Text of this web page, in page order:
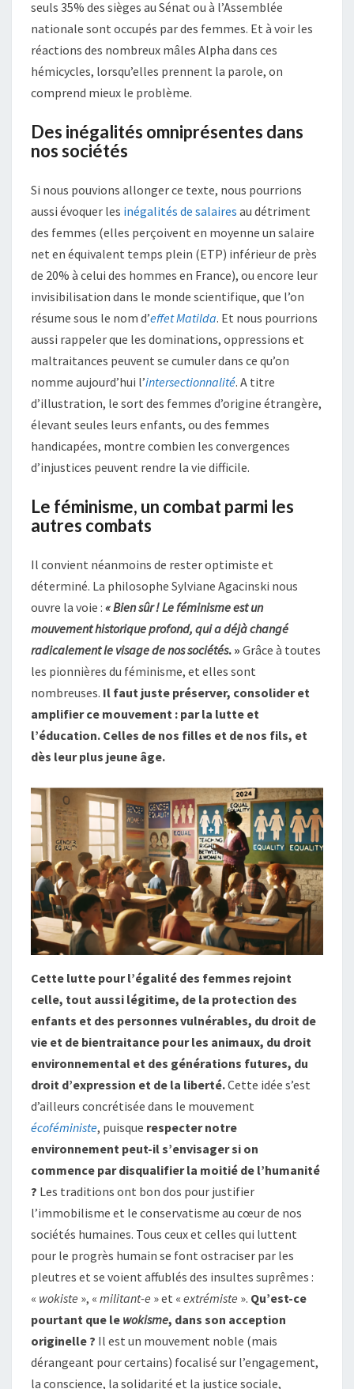
seuls 35% des sièges au Sénat ou à l’Assemblée
nationale sont occupés par des femmes. Et à voir les
réactions des nombreux mâles Alpha dans ces
hémicycles, lorsqu’elles prennent la parole, on
comprend mieux le problème.
Des inégalités omniprésentes dans
nos sociétés
Si nous pouvions allonger ce texte, nous pourrions
aussi évoquer les inégalités de salaires au détriment
des femmes (elles perçoivent en moyenne un salaire
net en équivalent temps plein (ETP) inférieur de près
de 20% à celui des hommes en France), ou encore leur
invisibilisation dans le monde scientifique, que l’on
résume sous le nom d’effetMatilda. Et nous pourrions
aussi rappeler que les dominations, oppressions et
maltraitances peuvent se cumuler dans ce qu’on
nomme aujourd’hui l’intersectionnalité. A titre
d’illustration, le sort des femmes d’origine étrangère,
élevant seules leurs enfants, ou des femmes
handicapées, montre combien les convergences
d’injustices peuvent rendre la vie difficile.
Le féminisme, un combat parmi les
autres combats
Il convient néanmoins de rester optimiste et
déterminé. La philosophe Sylviane Agacinski nous
ouvre la voie : « Bien sûr ! Le féminisme est un
mouvement historique profond, qui a déjà changé
radicalement le visage de nos sociétés. » Grâce à toutes
les pionnières du féminisme, et elles sont
nombreuses. Il faut juste préserver, consolider et
amplifier ce mouvement : par la lutte et
l’éducation. Celles de nos filles et de nos fils, et
dès leur plus jeune âge.
Cette lutte pour l’égalité des femmes rejoint
celle, tout aussi légitime, de la protection des
enfants et des personnes vulnérables, du droit de
vie et de bientraitance pour les animaux, du droit
environnemental et des générations futures, du
droit d’expression et de la liberté.Cette idée s’est
d’ailleurs concrétisée dans le mouvement
écoféministe, puisque respecter notre
environnement peut-il s’envisager si on
commence par disqualifier la moitié de l’humanité
? Les traditions ont bon dos pour justifier
l’immobilisme et le conservatisme au cœur de nos
sociétés humaines. Tous ceux et celles qui luttent
pour le progrès humain se font ostraciser par les
pleutres et se voient affublés des insultes suprêmes :
« wokiste », « militant-e » et « extrémiste ». Qu’est-ce
pourtant que le wokisme, dans son acception
originelle ? Il est un mouvement noble (mais
dérangeant pour certains) focalisé sur l’engagement,
la conscience, la solidarité et la justice sociale,